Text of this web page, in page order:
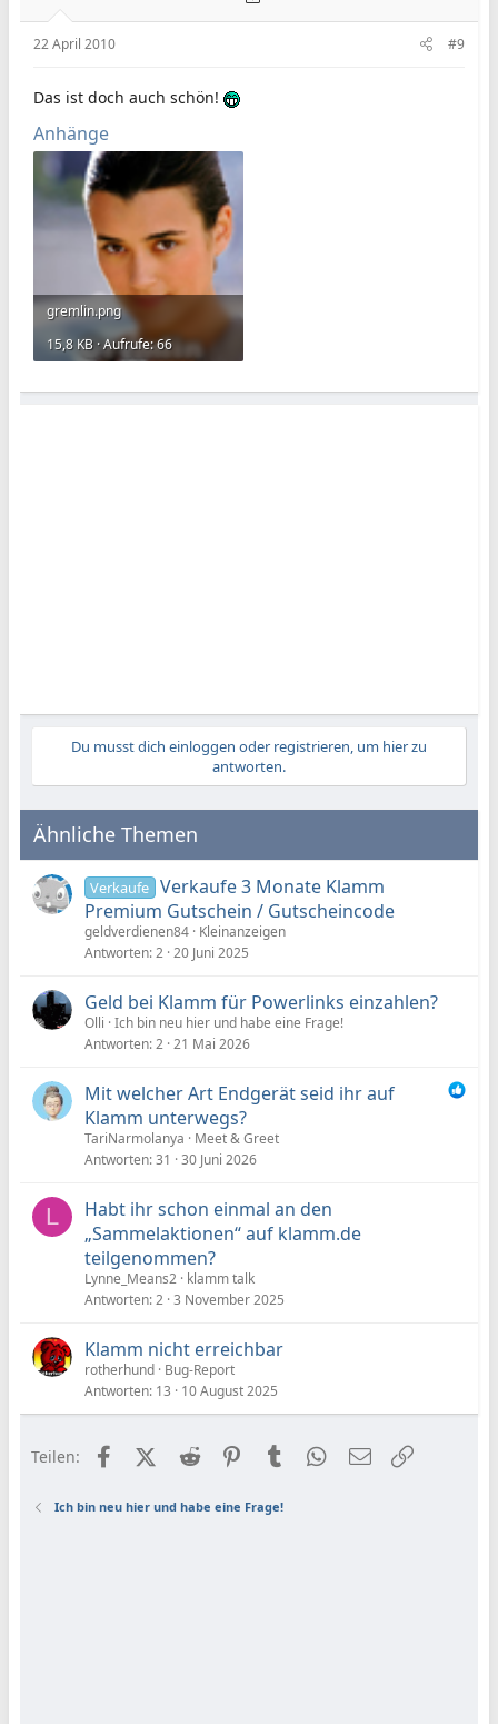
22 April 2010 #9
Das ist doch auch schön!
Anhänge
gremlin.png
15,8 KB · Aufrufe: 66
Du musst dich einloggen oder registrieren, um hier zu
antworten.
Ähnliche Themen
Verkaufe Verkaufe 3 Monate Klamm
Premium Gutschein / Gutscheincode
geldverdienen84 Kleinanzeigen
Antworten 2 20 Juni 2025
Geld bei Klamm für Powerlinks einzahlen?
Olli Ich bin neu hier und habe eine Frage!
Antworten 2 21 Mai 2026
Mit welcher Art Endgerät seid ihr auf
Klamm unterwegs?
TariNarmolanya
Meet & Greet
Antworten 31 30 Juni 2026
L
Habt ihr schon einmal an den
„Sammelaktionen“ auf klamm.de
teilgenommen?
Lynne_Means2 klamm talk
Antworten 2 3 November 2025
Klamm nicht erreichbar
rotherhund Bug-Report
Antworten 13 10 August 2025
Teilen: FacebookX (Twitter)
Reddit PinterestTumblr WhatsApp
E-Mail
Ich bin neu hier und habe eine Frage!